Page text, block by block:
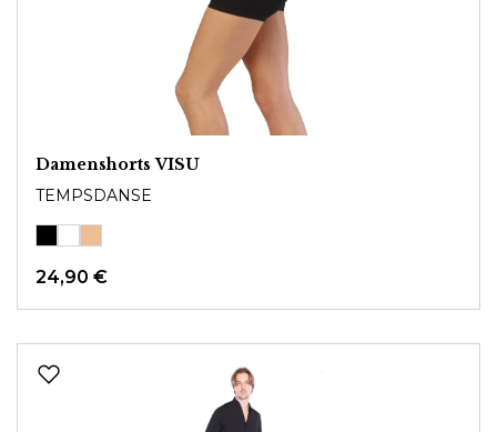
Damenshorts VISU
TEMPSDANSE
24,90 €